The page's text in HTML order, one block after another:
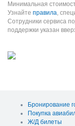
Минимальная
Узнайте правила,
Сотрудники сервиса
поддержки указан
Бронирование
Покупка
Ж/Д билеты